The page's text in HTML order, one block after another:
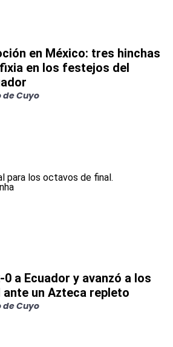
en México: tres hinchas
en los festejos del
de Cuyo
a Ecuador y avanzó a los
un Azteca repleto
de Cuyo